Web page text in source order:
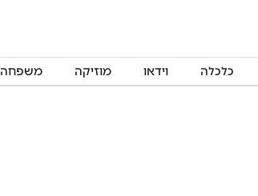
כלכלה וידאו מוזיקה משפחה